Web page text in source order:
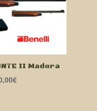
II Madera
€El